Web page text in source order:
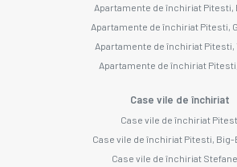
Apartamente de închiriat Pitesti,
Apartamente de închiriat Pitesti,
Apartamente de închiriat Pitesti,
Apartamente de închiriat
Case vile de închiriat
Case vile de închiriat
Case vile de închiriat Pitesti,
Case vile de închiriat